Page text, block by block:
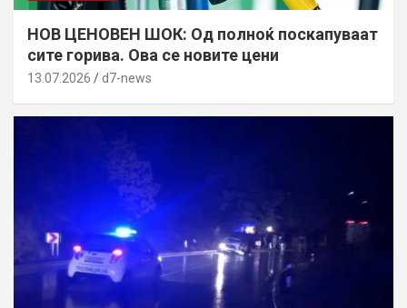
НОВ ЦЕНОВЕН ШОК: Од полноќ поскапуваат
сите горива. Ова се новите цени
13.07.2026 d7-news